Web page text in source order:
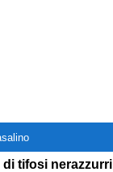
di tifosi nerazzurri